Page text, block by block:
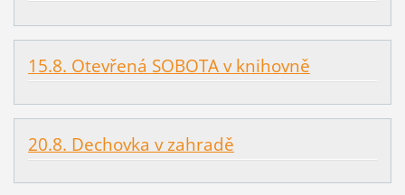
15.8. Otevřená SOBOTA v knihovně
20.8. Dechovka v zahradě